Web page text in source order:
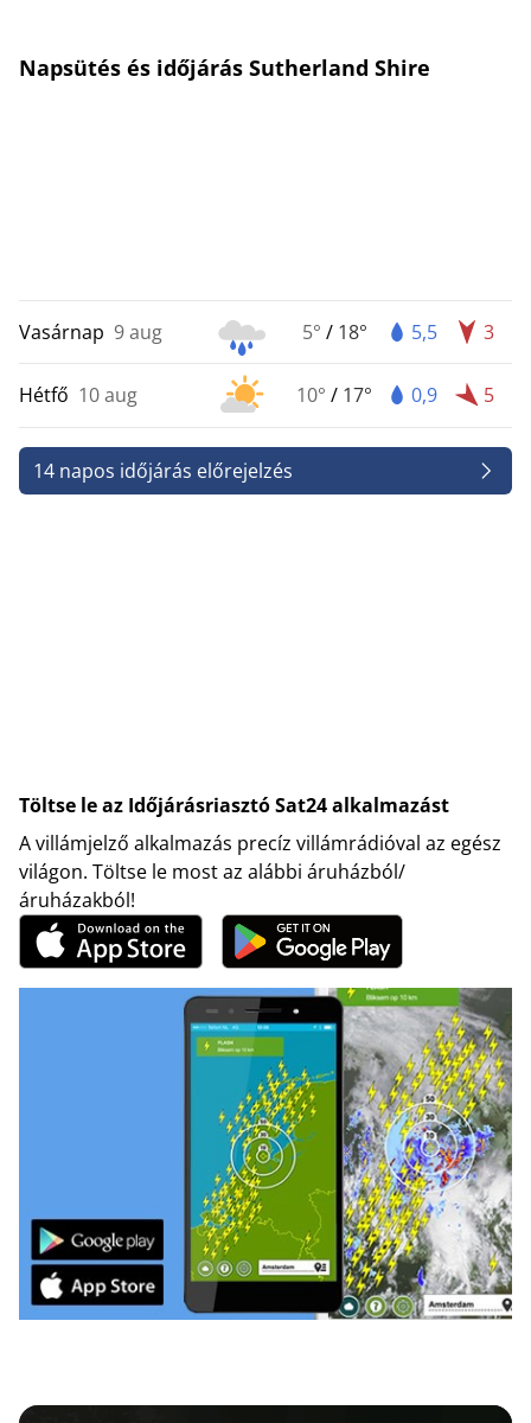
Napsütés és időjárás Sutherland Shire
Vasárnap 9 aug 5° / 18° 5,5 3
Hétfő 10 aug 10° / 17° 0,9 5
14 napos időjárás előrejelzés
Töltse le az Időjárásriasztó Sat24 alkalmazást
A villámjelző alkalmazás precíz villámrádióval az egész
világon. Töltse le most az alábbi áruházból/
áruházakból!